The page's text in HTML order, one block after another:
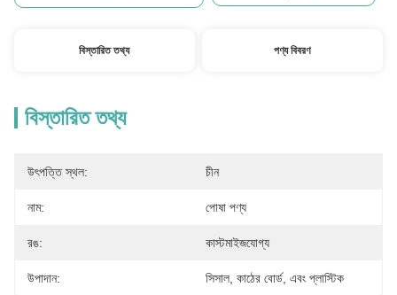
বিস্তারিত তথ্য পণ্য বিবরণ
বিস্তারিত তথ্য
উৎপত্তি স্থল: চীন
নাম: পোষা পণ্য
রঙ: কাস্টমাইজযোগ্য
উপাদান: সিসাল, কাঠের বোর্ড, এবং প্লাস্টিক